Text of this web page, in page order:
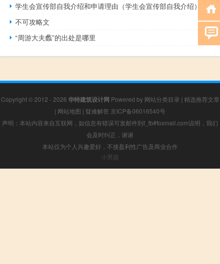
学生会宣传部自我介绍和申请理由（学生会宣传部自我介绍）
不可攻略文
“周游大夫蠡”的出处是哪里
Copyright © 2012 - 2026 华特建筑设计网 Powered by 网站分类目录 | 精选推荐文章
| 网站地图 | 疑难解答 京ICP备06016540号
声明：本站内容来自互联网，如信息有错误可发邮件到f_fb#foxmail.com说明，我们
会及时纠正，谢谢
本站仅为个人兴趣爱好，不接盈利性广告及商业合作
小男孩